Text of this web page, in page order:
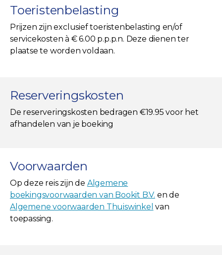
Toeristenbelasting
Prijzen zijn exclusief toeristenbelasting en/of
servicekosten à € 6.00 p.p.p.n. Deze dienen ter
plaatse te worden voldaan.
Reserveringskosten
De reserveringskosten bedragen €19.95 voor het
afhandelen van je boeking
Voorwaarden
Op deze reis zijn de Algemene
boekingsvoorwaarden van Bookit B.V. en de
Algemene voorwaarden Thuiswinkel van
toepassing.